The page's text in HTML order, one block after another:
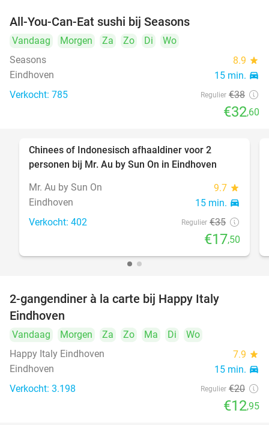
All-You-Can-Eat sushi bij Seasons
Vandaag Morgen Za Zo Di
Wo
Seasons
8.9 star
Eindhoven 15 min. directions_car
Verkocht: 785 Regulier €38
€32,60
Chinees of Indonesisch afhaaldiner voor 2
personen bij Mr. Au by Sun On in Eindhoven
Mr. Au by Sun On
9.7 star
Eindhoven 15 min. directions_car
Verkocht: 402 Regulier €35
€17,50
2-gangendiner à la carte bij Happy Italy
Eindhoven
Vandaag Morgen Za Zo Ma Di
Wo
Happy Italy Eindhoven
7.9 star
Eindhoven 15 min. directions_car
Verkocht: 3.198 Regulier €20
€12,95